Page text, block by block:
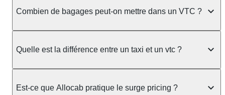
Combien de bagages peut-on mettre dans un VTC ?
réservée :
Berline, Green, Berline Affaires, VAO : jusqu'à 3
Moto-taxi : jusqu'à 2 bagages cabine TPMR : 1
Quelle est la différence entre un taxi et un vtc ?
dans la rue ou à une station, avec un tarif calculé au
Est-ce que Allocab pratique le surge pricing ?